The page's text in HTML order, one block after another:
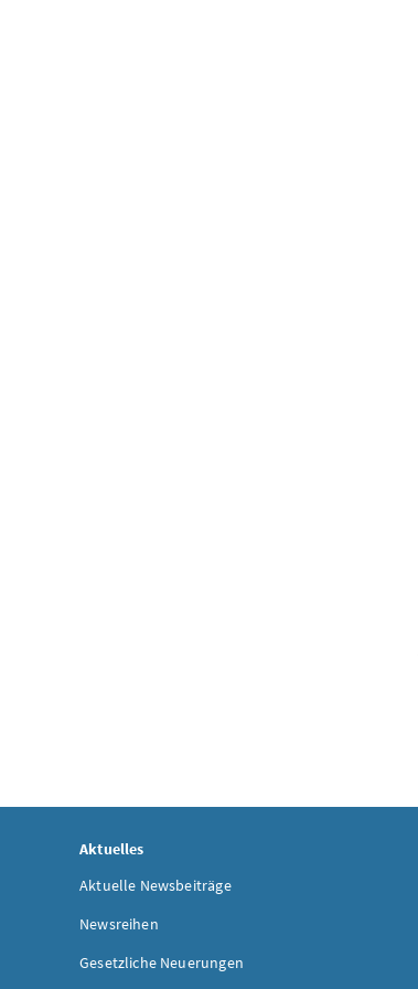
Aktuelles
Aktuelle Newsbeiträge
Newsreihen
Gesetzliche Neuerungen